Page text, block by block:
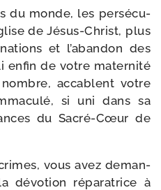
du monde, les per­sé­cu­
de Jésus-​Christ, plus
et l’a­ban­don des
enfin de votre mater­ni­té
accablent votre
si uni dans sa
du Sacré-​Cœur de
vous avez deman­
dévo­tion répa­ra­trice à